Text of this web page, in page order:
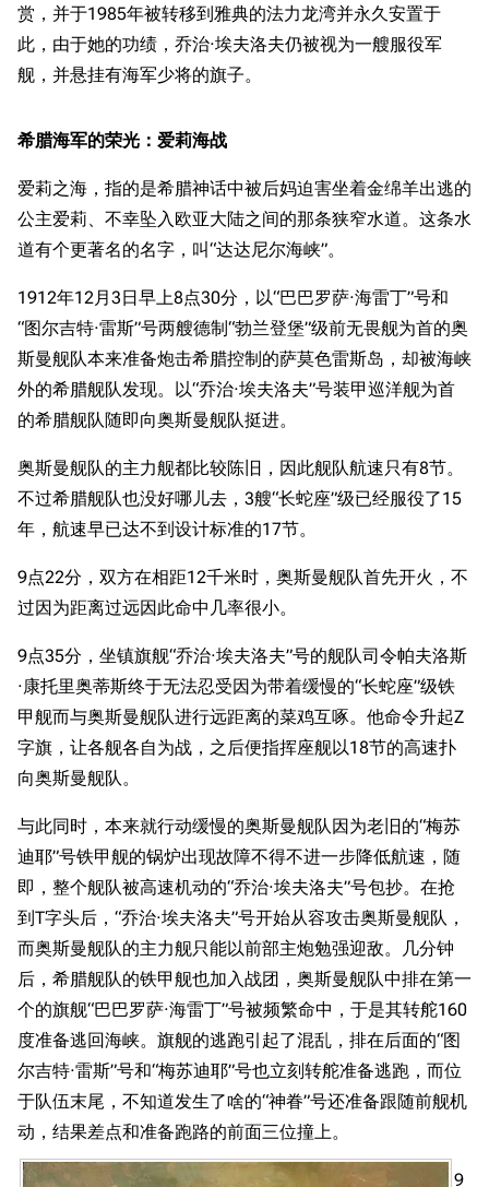
赏，并于1985年被转移到雅典的法力龙湾并永久安置于
此，由于她的功绩，乔治·埃夫洛夫仍被视为一艘服役军
舰，并悬挂有海军少将的旗子。
希腊海军的荣光：爱莉海战
爱莉之海，指的是希腊神话中被后妈迫害坐着金绵羊出逃的
公主爱莉、不幸坠入欧亚大陆之间的那条狭窄水道。这条水
道有个更著名的名字，叫“达达尼尔海峡”。
1912年12月3日早上8点30分，以“巴巴罗萨·海雷丁”号和
“图尔吉特·雷斯”号两艘德制“勃兰登堡”级前无畏舰为首的奥
斯曼舰队本来准备炮击希腊控制的萨莫色雷斯岛，却被海峡
外的希腊舰队发现。以“乔治·埃夫洛夫”号装甲巡洋舰为首
的希腊舰队随即向奥斯曼舰队挺进。
奥斯曼舰队的主力舰都比较陈旧，因此舰队航速只有8节。
不过希腊舰队也没好哪儿去，3艘“长蛇座”级已经服役了15
年，航速早已达不到设计标准的17节。
9点22分，双方在相距12千米时，奥斯曼舰队首先开火，不
过因为距离过远因此命中几率很小。
9点35分，坐镇旗舰“乔治·埃夫洛夫”号的舰队司令帕夫洛斯
·康托里奥蒂斯终于无法忍受因为带着缓慢的“长蛇座”级铁
甲舰而与奥斯曼舰队进行远距离的菜鸡互啄。他命令升起Z
字旗，让各舰各自为战，之后便指挥座舰以18节的高速扑
向奥斯曼舰队。
与此同时，本来就行动缓慢的奥斯曼舰队因为老旧的“梅苏
迪耶”号铁甲舰的锅炉出现故障不得不进一步降低航速，随
即，整个舰队被高速机动的“乔治·埃夫洛夫”号包抄。在抢
到T字头后，“乔治·埃夫洛夫”号开始从容攻击奥斯曼舰队，
而奥斯曼舰队的主力舰只能以前部主炮勉强迎敌。几分钟
后，希腊舰队的铁甲舰也加入战团，奥斯曼舰队中排在第一
个的旗舰“巴巴罗萨·海雷丁”号被频繁命中，于是其转舵160
度准备逃回海峡。旗舰的逃跑引起了混乱，排在后面的“图
尔吉特·雷斯”号和“梅苏迪耶”号也立刻转舵准备逃跑，而位
于队伍末尾，不知道发生了啥的“神眷”号还准备跟随前舰机
动，结果差点和准备跑路的前面三位撞上。
9